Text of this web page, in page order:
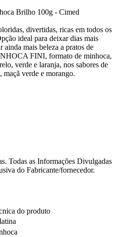
Brilho 100g - Cimed
divertidas, ricas em todos os
ideal para deixar dias mais
ainda mais beleza a pratos de
FINI, formato de minhoca,
verde e laranja, nos sabores de
verde e morango.
Todas as Informações Divulgadas
do Fabricante/fornecedor.
do produto